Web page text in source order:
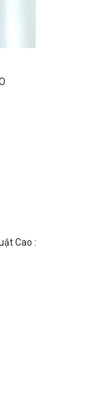
Cao :